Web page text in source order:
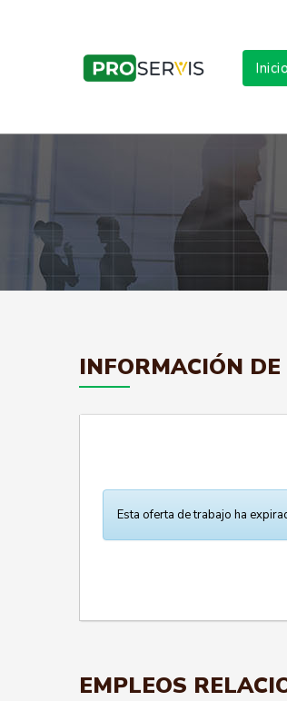
Inicio
INFORMACIÓN
Esta oferta de trabajo ha
EMPLEOS